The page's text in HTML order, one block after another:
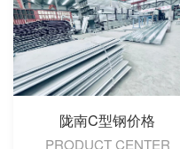
陇南C型钢价格
PRODUCT CENTER